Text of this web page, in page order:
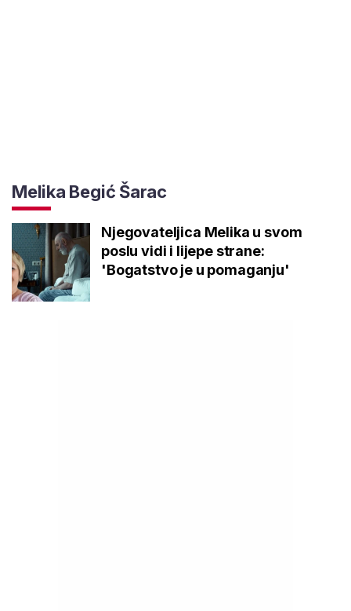
Melika Begić Šarac
Njegovateljica Melika u svom
poslu vidi i lijepe strane:
'Bogatstvo je u pomaganju'